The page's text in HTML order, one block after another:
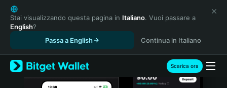
English
日本語
Tiếng Việt
Español (Latinoamérica)
Türkçe
Italiano
Stai visualizzando questa pagina in Italiano. Vuoi passare a
English?
Passa a English
Continua in Italiano
Scarica ora